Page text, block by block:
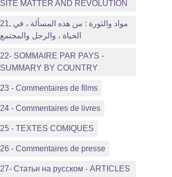
SITE MATTER AND REVOLUTION
21, مواد والثورة : من هذه المسألة ، في
الحياة ، والرجل والمجتمع
22- SOMMAIRE PAR PAYS -
SUMMARY BY COUNTRY
23 - Commentaires de films
24 - Commentaires de livres
25 - TEXTES COMIQUES
26 - Commentaires de presse
27- Статьи на русском - ARTICLES